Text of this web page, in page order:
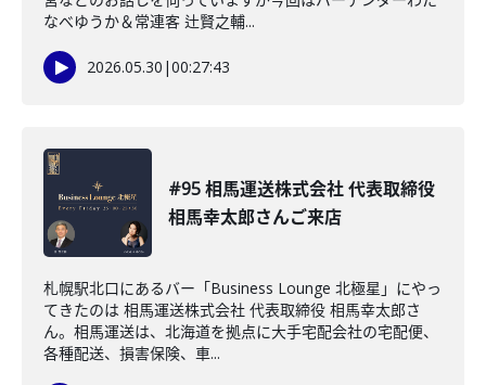
なべゆうか＆常連客 辻賢之輔...
2026.05.30 |00:27:43
#95 相馬運送株式会社 代表取締役
相馬幸太郎さんご来店
札幌駅北口にあるバー「Business Lounge 北極星」にやっ
てきたのは 相馬運送株式会社 代表取締役 相馬幸太郎さ
ん。相馬運送は、北海道を拠点に大手宅配会社の宅配便、
各種配送、損害保険、車...